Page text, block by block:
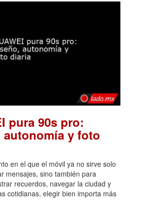
pura 90s pro:
y foto
en el que el móvil ya no sirve solo
mensajes, sino también para
recuerdos, navegar la ciudad y
cotidianas, elegir bien importa más